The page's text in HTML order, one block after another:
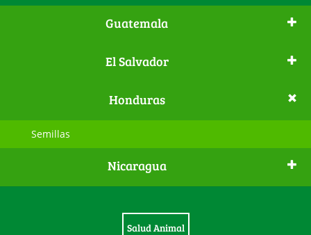
Guatemala
El Salvador
Honduras
Semillas
Nicaragua
Salud Animal